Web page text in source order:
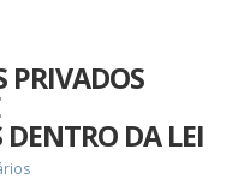
PRIVADOS
DA LEI